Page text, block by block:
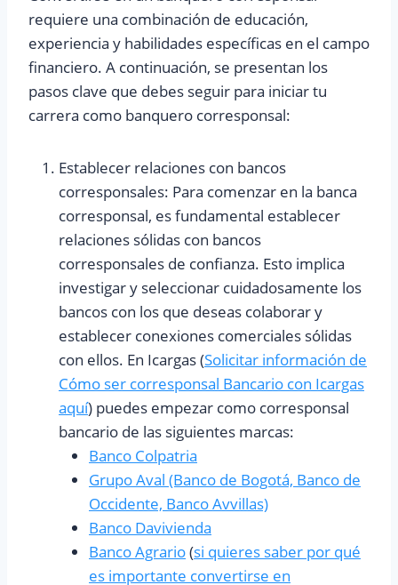
requiere una combinación de educación,
experiencia y habilidades específicas en el campo
financiero. A continuación, se presentan los
pasos clave que debes seguir para iniciar tu
carrera como banquero corresponsal:
Establecer relaciones con bancos
corresponsales: Para comenzar en la banca
corresponsal, es fundamental establecer
relaciones sólidas con bancos
corresponsales de confianza. Esto implica
investigar y seleccionar cuidadosamente los
bancos con los que deseas colaborar y
establecer conexiones comerciales sólidas
con ellos. En Icargas (Solicitar información de
Cómo ser corresponsal Bancario con Icargas
aquí) puedes empezar como corresponsal
bancario de las siguientes marcas:
Banco Colpatria
Grupo Aval (Banco de Bogotá, Banco de
Occidente, Banco Avvillas)
Banco Davivienda
Banco Agrario(si quieres saber por qué
es importante convertirse en